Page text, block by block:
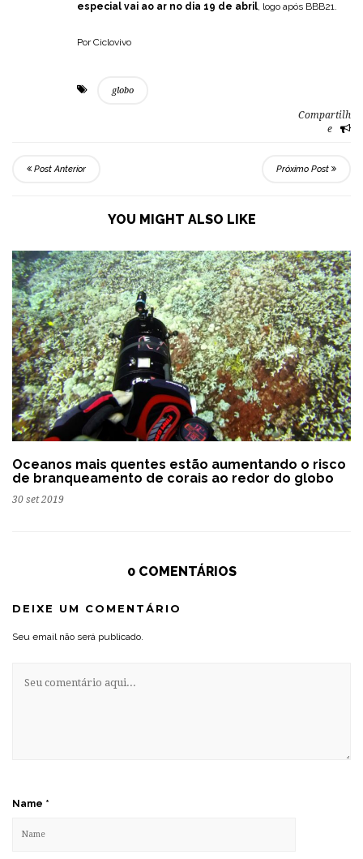
especial vai ao ar no dia 19 de abril, logo após BBB21.
Por Ciclovivo
globo
Compartilh
e
Post Anterior Próximo Post
YOU MIGHT ALSO LIKE
Oceanos mais quentes estão aumentando o risco
de branqueamento de corais ao redor do globo
30 set 2019
0 COMENTÁRIOS
DEIXE UM COMENTÁRIO
Seu email não será publicado.
Name *